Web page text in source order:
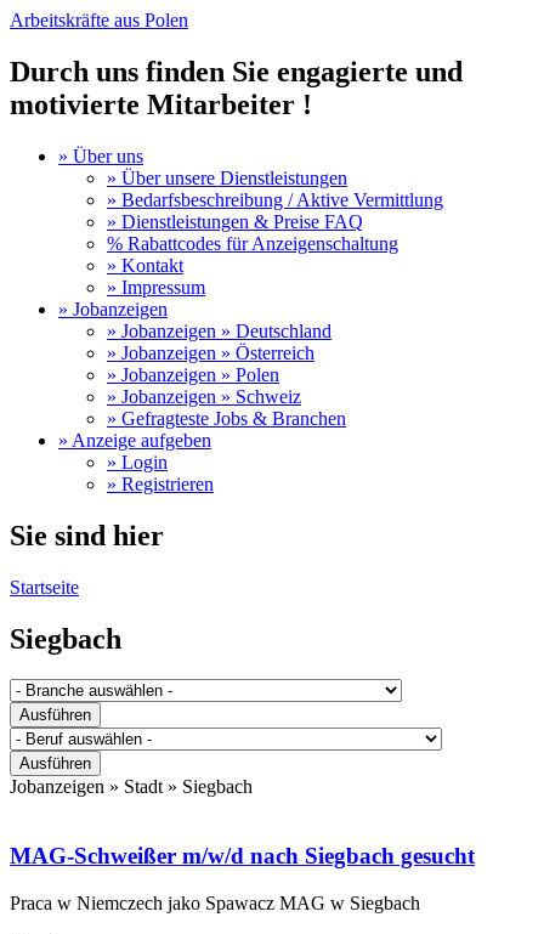
Arbeitskräfte aus Polen
Durch uns finden Sie engagierte und
motivierte Mitarbeiter !
» Über uns
» Über unsere Dienstleistungen
» Bedarfsbeschreibung / Aktive Vermittlung
» Dienstleistungen & Preise FAQ
% Rabattcodes für Anzeigenschaltung
» Kontakt
» Impressum
» Jobanzeigen
» Jobanzeigen » Deutschland
» Jobanzeigen » Österreich
» Jobanzeigen » Polen
» Jobanzeigen » Schweiz
» Gefragteste Jobs & Branchen
» Anzeige aufgeben
» Login
» Registrieren
Sie sind hier
Startseite
Siegbach
Jobanzeigen » Stadt » Siegbach
MAG-Schweißer m/w/d nach Siegbach gesucht
Praca w Niemczech jako Spawacz MAG w Siegbach